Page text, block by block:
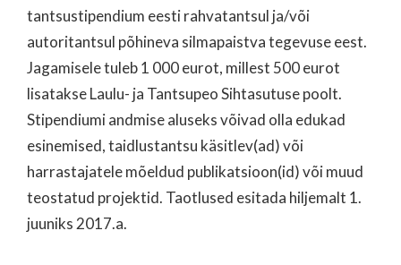
tantsustipendium eesti rahvatantsul ja/või
autoritantsul põhineva silmapaistva tegevuse eest.
Jagamisele tuleb 1 000 eurot, millest 500 eurot
lisatakse Laulu- ja Tantsupeo Sihtasutuse poolt.
Stipendiumi andmise aluseks võivad olla edukad
esinemised, taidlustantsu käsitlev(ad) või
harrastajatele mõeldud publikatsioon(id) või muud
teostatud projektid. Taotlused esitada hiljemalt 1.
juuniks 2017.a.